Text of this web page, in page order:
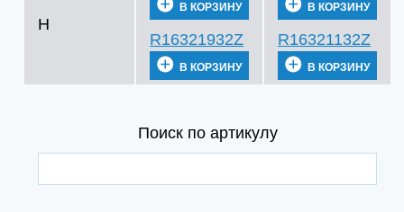
H
В КОРЗИНУ
R16321932Z
В КОРЗИНУ
В КОРЗИНУ
R16321132Z
В КОРЗИНУ
Поиск по артикулу